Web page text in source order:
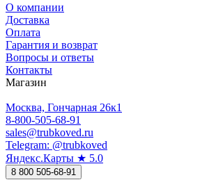
О компании
Доставка
Оплата
Гарантия и возврат
Вопросы и ответы
Контакты
Магазин
Москва, Гончарная 26к1
8-800-505-68-91
sales@trubkoved.ru
Telegram: @trubkoved
Яндекс.Карты ★ 5.0
8 800 505-68-91